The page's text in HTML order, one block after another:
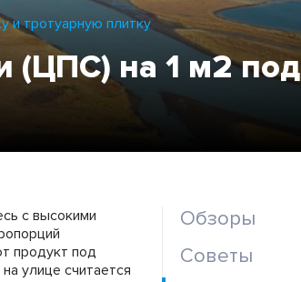
и тротуарную плитку
(ЦПС) на 1 м2 под
с высокими
продукт под
улице считается
Обзоры
Советы